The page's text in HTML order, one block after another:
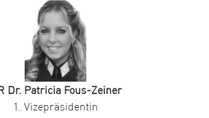
Dr. Patricia Fous-Zeiner
1. Vizepräsidentin